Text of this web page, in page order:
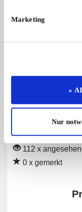
Marketing
»
Nur
Angebot Privat
112 x angesehen
0 x gemerkt